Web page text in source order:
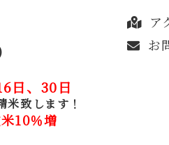
日、30日
米致します！
10％増
ア
お